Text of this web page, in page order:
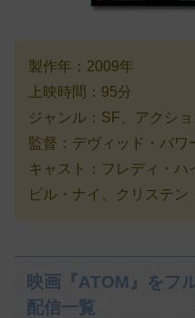
製作年：2009年
上映時間：95分
ジャンル：SF、アクシ
監督：デヴィッド・バワ
キャスト：フレディ・ハ
ビル・ナイ、クリステン
映画『ATOM』をフ
配信一覧